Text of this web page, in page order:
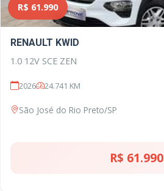
R$ 61.990
RENAULT KWID
1.0 12V SCE ZEN
2026 24.741 KM
São José do Rio Preto/SP
R$ 61.990